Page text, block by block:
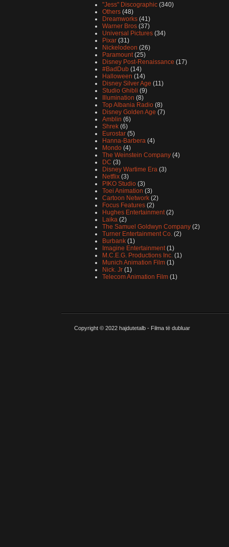
"Jess" Discographic (340)
Others (48)
Dreamworks (41)
Warner Bros (37)
Universal Pictures (34)
Pixar (31)
Nickelodeon (26)
Paramount (25)
Disney Post-Renaissance (17)
#BadDub (14)
Halloween (14)
Disney Silver Age (11)
Studio Ghibli (9)
Illumination (8)
Top Albania Radio (8)
Disney Golden Age (7)
Amblin (6)
Shrek (6)
Eurostar (5)
Hanna-Barbera (4)
Mondo (4)
The Weinstein Company (4)
DC (3)
Disney Wartime Era (3)
Netflix (3)
PIKO Studio (3)
Toei Animation (3)
Cartoon Network (2)
Focus Features (2)
Hughes Entertainment (2)
Laika (2)
The Samuel Goldwyn Company (2)
Turner Entertainment Co. (2)
Burbank (1)
Imagine Entertainment (1)
M.C.E.G. Productions Inc. (1)
Munich Animation Film (1)
Nick. Jr (1)
Telecom Animation Film (1)
Copyright © 2022 hajdutetalb - Filma të dubluar